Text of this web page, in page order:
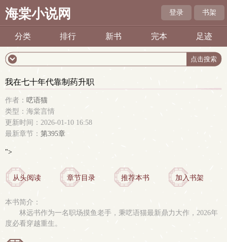
海棠小说网 登录 书架
分类 排行 新书 完本 足迹
我在七十年代靠制药升职
作者： 呓语猫
类型：海棠言情
更新时间：2026-01-10 16:58
最新章节： 第395章
">
从头阅读 章节目录 推荐本书 加入书架
本书简介：
林远书作为一名职场摸鱼老手，秉呓语猫最新鼎力大作，2026年
度必看穿越重生。